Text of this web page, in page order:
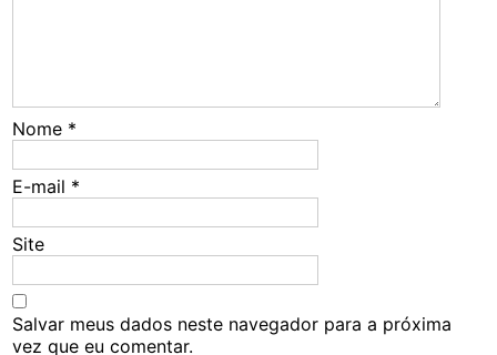
Nome *
E-mail *
Site
Salvar meus dados neste navegador para a próxima
vez que eu comentar.